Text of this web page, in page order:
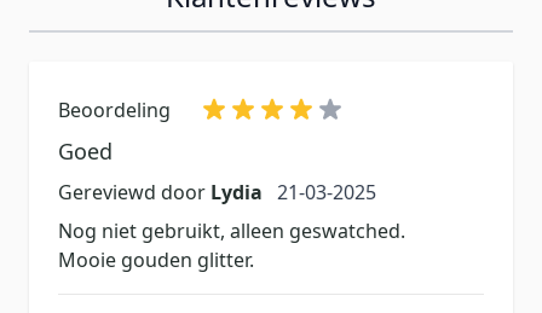
Beoordeling
Goed
Gereviewd door Lydia 21 maart 2025
21-03-2025
Nog niet gebruikt, alleen geswatched.
Mooie gouden glitter.